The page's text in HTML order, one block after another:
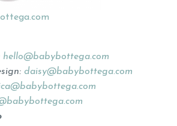
hello@babybottega.com
daisy@babybottega.com